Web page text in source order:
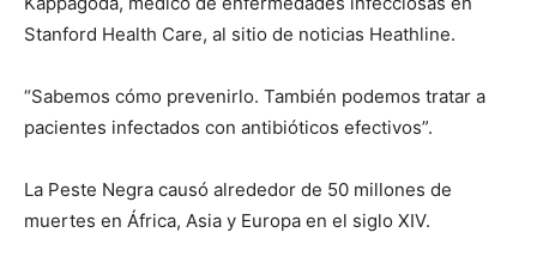
Stanford Health Care, al sitio de noticias Heathline.
“Sabemos cómo prevenirlo. También podemos tratar a
pacientes infectados con antibióticos efectivos”.
La Peste Negra causó alrededor de 50 millones de
muertes en África, Asia y Europa en el siglo XIV.